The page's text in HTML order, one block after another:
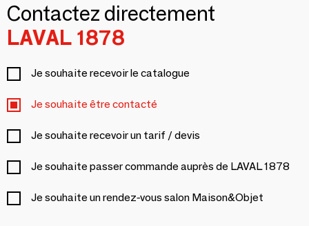
Contactez directement
LAVAL 1878
Je souhaite recevoir le catalogue
Je souhaite être contacté
Je souhaite recevoir un tarif / devis
Je souhaite passer commande auprès de LAVAL 1878
Je souhaite un rendez-vous salon Maison&Objet